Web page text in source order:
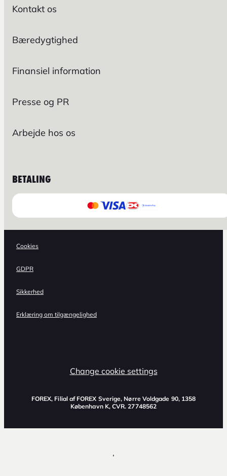
Kontakt os
Bæredygtighed
Finansiel information
Presse og PR
Arbejde hos os
BETALING
Cookies
GDPR
Sikkerhed
Erklæring om tilgængelighed
Change cookie settings
FOREX, Filial af FOREX Sverige, Nørre Voldgade 90, 1358
København K, CVR. 27748562
,